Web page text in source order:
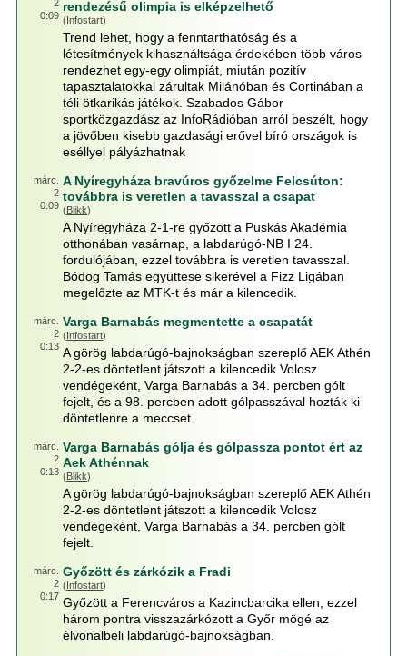
2
0:09
rendezésű olimpia is elképzelhető
(Infostart)
Trend lehet, hogy a fenntarthatóság és a
létesítmények kihasználtsága érdekében több város
rendezhet egy-egy olimpiát, miután pozitív
tapasztalatokkal zárultak Milánóban és Cortinában a
téli ötkarikás játékok. Szabados Gábor
sportközgazdász az InfoRádióban arról beszélt, hogy
a jövőben kisebb gazdasági erővel bíró országok is
eséllyel pályázhatnak
márc.
2
0:09
A Nyíregyháza bravúros győzelme Felcsúton:
továbbra is veretlen a tavasszal a csapat
(Blikk)
A Nyíregyháza 2-1-re győzött a Puskás Akadémia
otthonában vasárnap, a labdarúgó-NB I 24.
fordulójában, ezzel továbbra is veretlen tavasszal.
Bódog Tamás együttese sikerével a Fizz Ligában
megelőzte az MTK-t és már a kilencedik.
márc.
2
0:13
Varga Barnabás megmentette a csapatát
(Infostart)
A görög labdarúgó-bajnokságban szereplő AEK Athén
2-2-es döntetlent játszott a kilencedik Volosz
vendégeként, Varga Barnabás a 34. percben gólt
fejelt, és a 98. percben adott gólpasszával hozták ki
döntetlenre a meccset.
márc.
2
0:13
Varga Barnabás gólja és gólpassza pontot ért az
Aek Athénnak
(Blikk)
A görög labdarúgó-bajnokságban szereplő AEK Athén
2-2-es döntetlent játszott a kilencedik Volosz
vendégeként, Varga Barnabás a 34. percben gólt
fejelt.
márc.
2
0:17
Győzött és zárkózik a Fradi
(Infostart)
Győzött a Ferencváros a Kazincbarcika ellen, ezzel
három pontra visszazárkózott a Győr mögé az
élvonalbeli labdarúgó-bajnokságban.